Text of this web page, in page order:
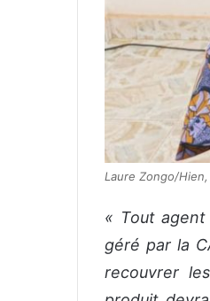
Laure Zongo/
« Tout
géré par la
recouvrer